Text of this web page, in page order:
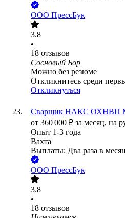
ООО ПрессБук
3.8
•
18 отзывов
Сосновый Бор
Можно без резюме
Откликнитесь среди
Откликнуться
Сварщик НАКС ОХНВП
от 360 000 ₽ за месяц, на
Опыт 1-3 года
Вахта
Выплаты: Два раза в месяц
ООО ПрессБук
3.8
•
18 отзывов